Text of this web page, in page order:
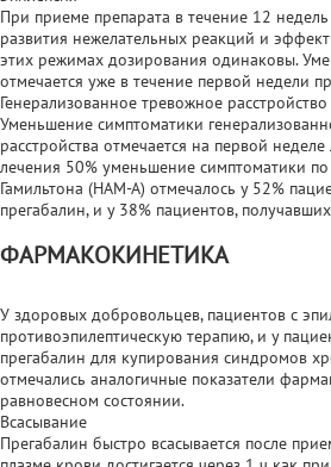
При приеме препарата в течение 12
развития нежелательных реакций и
этих режимах дозирования одинаковы.
отмечается уже в течение первой недели
Генерализованное тревожное расстройство
Уменьшение симптоматики
расстройства отмечается на первой
лечения 50% уменьшение симптоматики
Гамильтона (НАМ-А) отмечалось у 52%
прегабалин, и у 38% пациентов,
ФАРМАКОКИНЕТИКА
У здоровых добровольцев, пациентов с
противоэпилептическую терапию, и у
прегабалин для купирования синдромов
отмечались аналогичные показатели
равновесном состоянии.
Всасывание
Прегабалин быстро всасывается после